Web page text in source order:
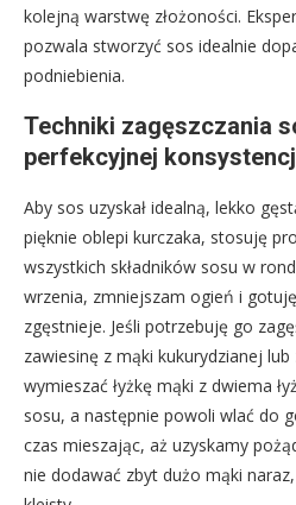
kolejną warstwę złożoności.
pozwala stworzyć sos idealnie
podniebienia.
Techniki zagęszczania
perfekcyjnej
Aby sos uzyskał idealną, lekko
pięknie oblepi kurczaka, stosuję
wszystkich składników sosu w
wrzenia, zmniejszam ogień i
zgęstnieje. Jeśli potrzebuję go
zawiesinę z mąki kukurydzianej
wymieszać łyżkę mąki z dwiema
sosu, a następnie powoli wlać do
czas mieszając, aż uzyskamy
nie dodawać zbyt dużo mąki